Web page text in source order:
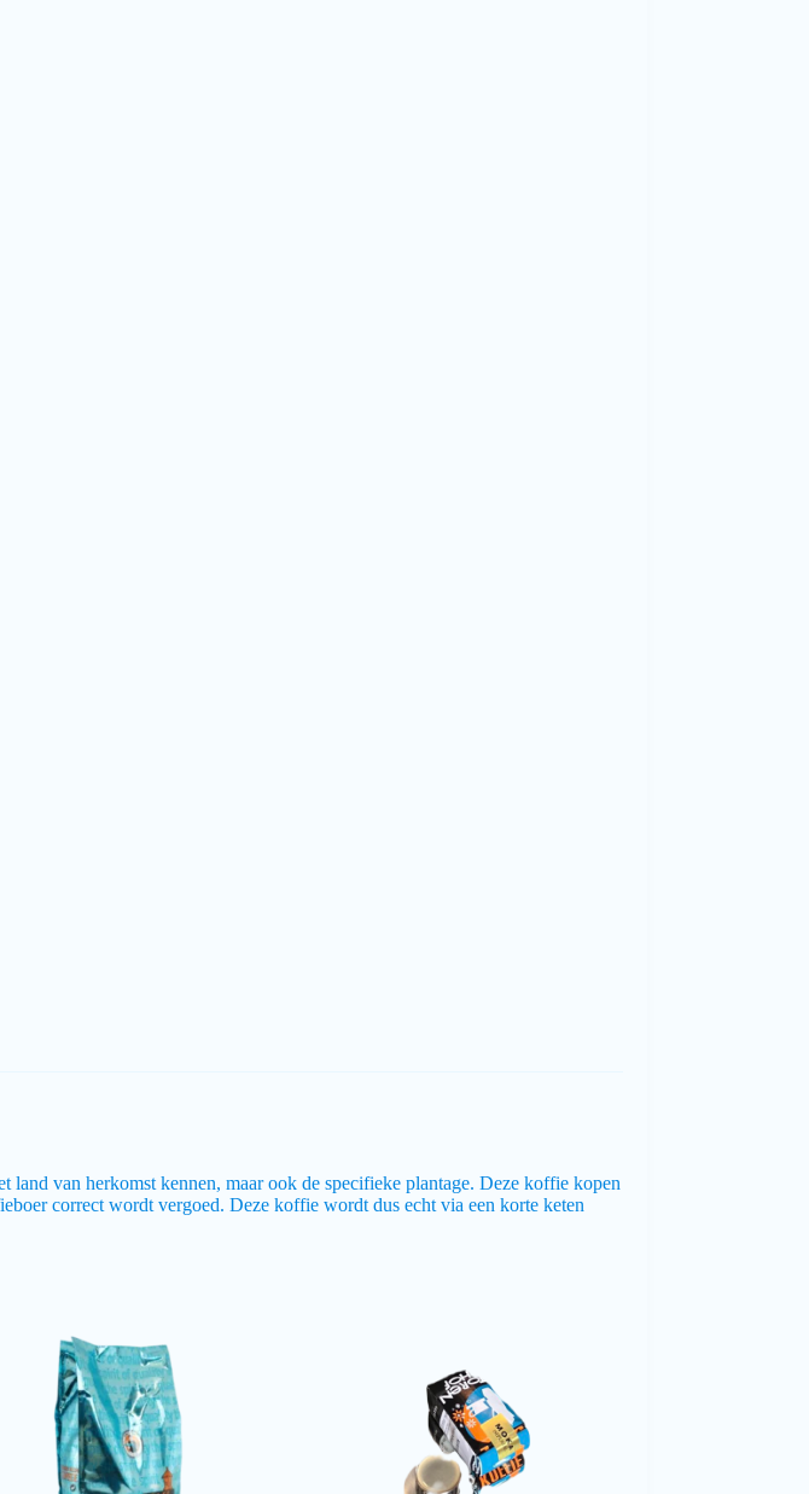
van herkomst kennen, maar ook de specifieke plantage. Deze koffie kopen
correct wordt vergoed. Deze koffie wordt dus echt via een korte keten